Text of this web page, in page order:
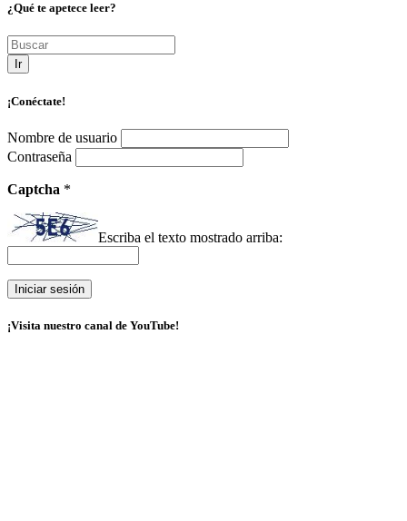
¿Qué te apetece leer?
Ir
¡Conéctate!
Nombre de usuario
Contraseña
Captcha *
Escriba el texto mostrado arriba:
¡Visita nuestro canal de YouTube!